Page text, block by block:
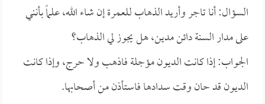
السؤال: أنا تاجر وأريد الذهاب للعمرة إن شاء الله، علماً بأنني
على مدار السنة دائن مدين، هل يجوز لي الذهاب؟
الجواب: إذا كانت الديون مؤجلة فاذهب ولا حرج، وإذا كانت
الديون قد حان وقت سدادها فاستأذن من أصحابها.